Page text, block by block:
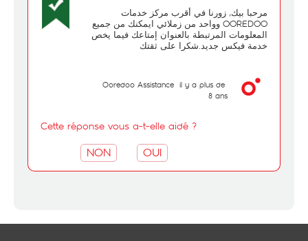
مرحبا بيك, زورنا في أقرب مركز خدمات
OOREDOO وواحد من زملائي ايمكنك من جميع
المعلومات المرتبطة بالعنوان إمتاعك فيما يخص
خدمة فيكس جديد.شكرا على ثقتك
Ooredoo Assistance il y a plus de
8 ans
Cette réponse vous a-t-elle aidé ?
NON OUI